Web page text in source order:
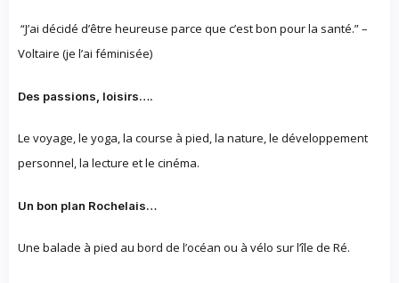
“J’ai décidé d’être heureuse parce que c’est bon pour la santé.” –
Voltaire (je l’ai féminisée)
Des passions, loisirs….
Le voyage, le yoga, la course à pied, la nature, le développement
personnel, la lecture et le cinéma.
Un bon plan Rochelais…
Une balade à pied au bord de l’océan ou à vélo sur l’île de Ré.